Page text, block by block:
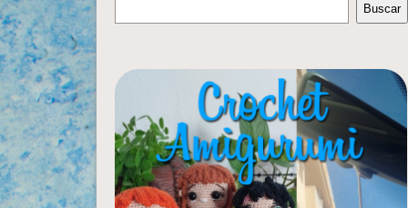
Buscar